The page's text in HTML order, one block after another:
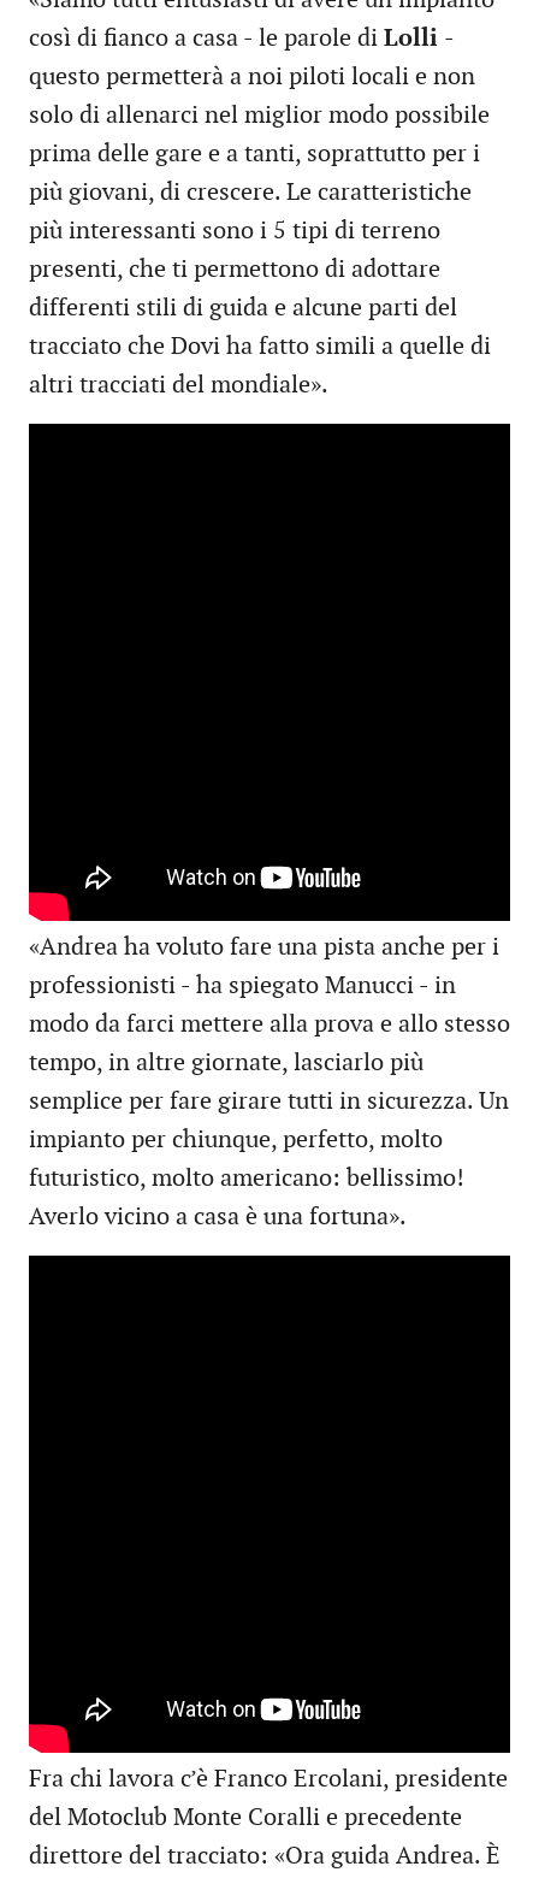
così di fianco a casa - le parole di Lolli -
questo permetterà a noi piloti locali e non
solo di allenarci nel miglior modo possibile
prima delle gare e a tanti, soprattutto per i
più giovani, di crescere. Le caratteristiche
più interessanti sono i 5 tipi di terreno
presenti, che ti permettono di adottare
differenti stili di guida e alcune parti del
tracciato che Dovi ha fatto simili a quelle di
altri tracciati del mondiale».
«Andrea ha voluto fare una pista anche per i
professionisti - ha spiegato Manucci - in
modo da farci mettere alla prova e allo stesso
tempo, in altre giornate, lasciarlo più
semplice per fare girare tutti in sicurezza. Un
impianto per chiunque, perfetto, molto
futuristico, molto americano: bellissimo!
Averlo vicino a casa è una fortuna».
Fra chi lavora c’è Franco Ercolani, presidente
del Motoclub Monte Coralli e precedente
direttore del tracciato: «Ora guida Andrea. È